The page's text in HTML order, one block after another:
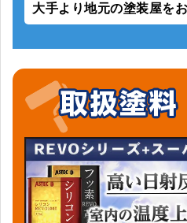
大手より地元の塗装屋を